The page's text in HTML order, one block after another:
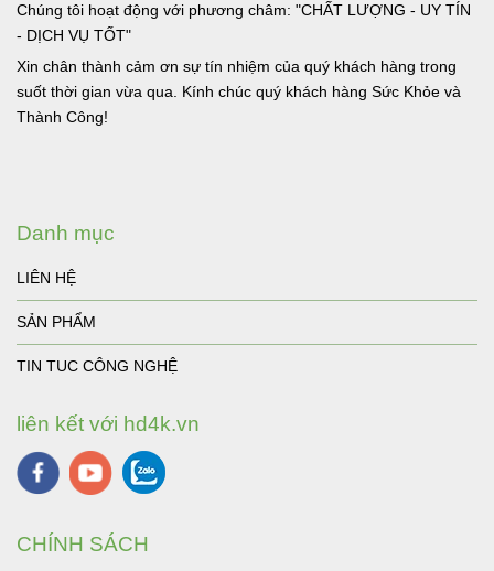
Chúng tôi hoạt động với phương châm: "CHẤT LƯỢNG - UY TÍN
- DỊCH VỤ TỐT"
Xin chân thành cảm ơn sự tín nhiệm của quý khách hàng trong
suốt thời gian vừa qua. Kính chúc quý khách hàng Sức Khỏe và
Thành Công!
Danh mục
LIÊN HỆ
SẢN PHẨM
TIN TUC CÔNG NGHỆ
liên kết với hd4k.vn
CHÍNH SÁCH